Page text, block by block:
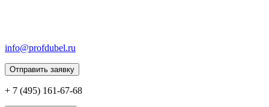
info@profdubel.ru
Отправить заявку
+ 7 (495) 161-67-68